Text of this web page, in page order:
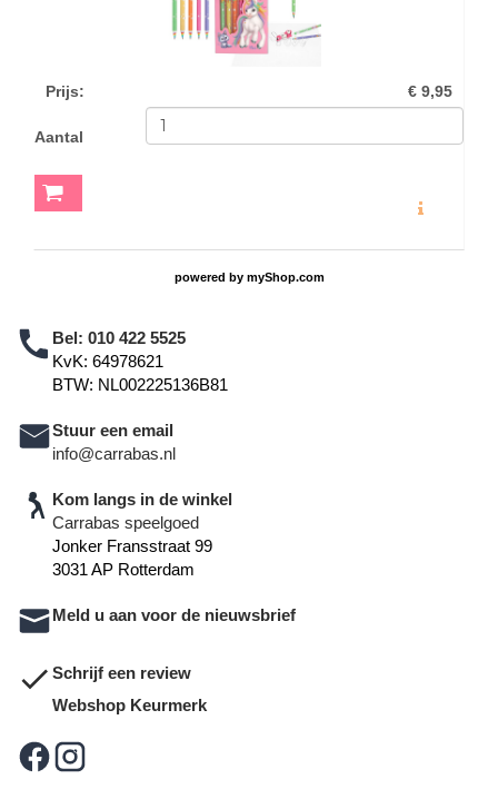
Prijs: € 9,95
Aantal
powered by myShop.com
Bel: 010 422 5525
KvK: 64978621
BTW: NL002225136B81
Stuur een email
info@carrabas.nl
Kom langs in de winkel
Carrabas speelgoed
Jonker Fransstraat 99
3031 AP Rotterdam
Meld u aan voor de nieuwsbrief
Schrijf een review
Webshop Keurmerk